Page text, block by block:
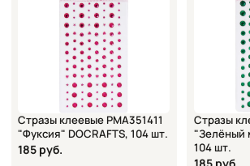
Стразы клеевые PMA351411
"Фуксия" DOCRAFTS, 104 шт.
185 руб.
Стразы
"Зелёный
104 шт.